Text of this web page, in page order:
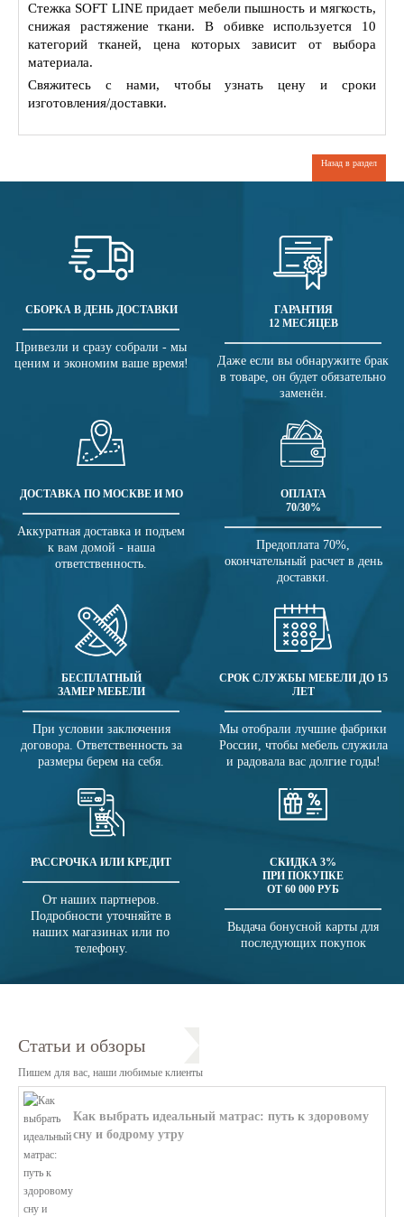
Стежка SOFT LINE придает мебели пышность и мягкость,
снижая растяжение ткани. В обивке используется 10
категорий тканей, цена которых зависит от выбора
материала.
Свяжитесь с нами, чтобы узнать цену и сроки
изготовления/доставки.
Назад в раздел
СБОРКА В ДЕНЬ ДОСТАВКИ
Привезли и сразу собрали - мы
ценим и экономим ваше время!
ГАРАНТИЯ
12 МЕСЯЦЕВ
Даже если вы обнаружите брак
в товаре, он будет обязательно
заменён.
ДОСТАВКА ПО МОСКВЕ И МО
Аккуратная доставка и подъем
к вам домой - наша
ответственность.
ОПЛАТА
70/30%
Предоплата 70%,
окончательный расчет в день
доставки.
БЕСПЛАТНЫЙ
ЗАМЕР МЕБЕЛИ
При условии заключения
договора. Ответственность за
размеры берем на себя.
СРОК СЛУЖБЫ МЕБЕЛИ ДО 15
ЛЕТ
Мы отобрали лучшие фабрики
России, чтобы мебель служила
и радовала вас долгие годы!
РАССРОЧКА ИЛИ КРЕДИТ
От наших партнеров.
Подробности уточняйте в
наших магазинах или по
телефону.
СКИДКА 3%
ПРИ ПОКУПКЕ
ОТ 60 000 РУБ
Выдача бонусной карты для
последующих покупок
Статьи и обзоры
Пишем для вас, наши любимые клиенты
Как выбрать идеальный матрас: путь к здоровому
сну и бодрому утру